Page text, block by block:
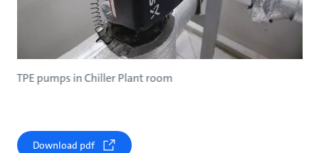
TPE pumps in Chiller Plant room
Download pdf